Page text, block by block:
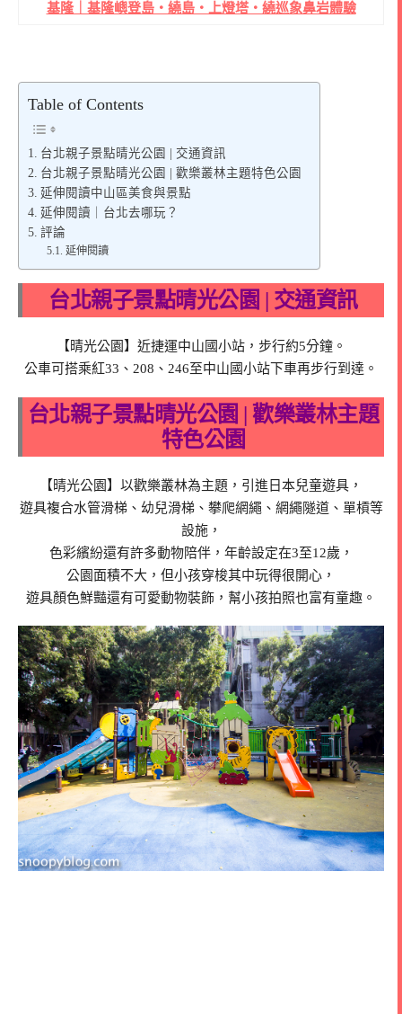
基隆｜基隆嶼登島・繞島・上燈塔・繞巡象鼻岩體驗
Table of Contents
台北親子景點晴光公園 | 交通資訊
台北親子景點晴光公園 | 歡樂叢林主題特色公園
延伸閱讀中山區美食與景點
延伸閱讀｜台北去哪玩？
評論
延伸閱讀
台北親子景點晴光公園 | 交通資訊
【晴光公園】近捷運中山國小站，步行約5分鐘。
公車可搭乘紅33、208、246至中山國小站下車再步行到達。
台北親子景點晴光公園 | 歡樂叢林主題
特色公園
【晴光公園】以歡樂叢林為主題，引進日本兒童遊具，
遊具複合水管滑梯、幼兒滑梯、攀爬網繩、網繩隧道、單槓等
設施，
色彩繽紛還有許多動物陪伴，年齡設定在3至12歲，
公園面積不大，但小孩穿梭其中玩得很開心，
遊具顏色鮮豔還有可愛動物裝飾，幫小孩拍照也富有童趣。